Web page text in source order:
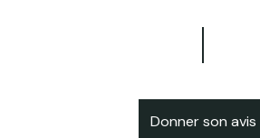
Donner son avis